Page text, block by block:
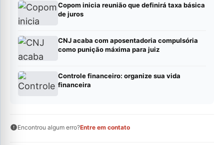
Copom inicia reunião que definirá taxa básica
de juros
CNJ acaba com aposentadoria compulsória
como punição máxima para juiz
Controle financeiro: organize sua vida
financeira
Encontrou algum erro?Entre em contato